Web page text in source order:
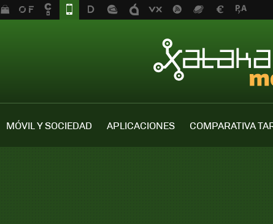
MÓVIL Y SOCIEDAD APLICACIONES COMPARATIVA